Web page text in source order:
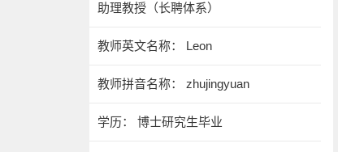
助理教授（长聘体系）
教师英文名称： Leon
教师拼音名称： zhujingyuan
学历： 博士研究生毕业